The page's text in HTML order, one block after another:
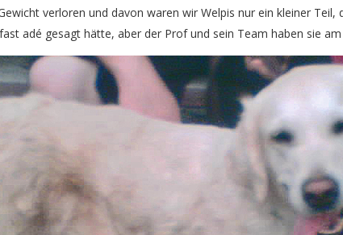
verloren und davon waren wir Welpis nur ein kleiner
adé gesagt hätte, aber der Prof und sein Team haben sie